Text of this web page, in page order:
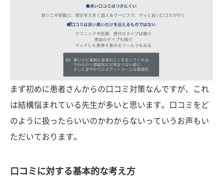
まず初めに患者さんからの口コミ対策なんですが、これ
は結構悩まれている先生が多いと思います。口コミをど
のように扱ったらいいのかわからないっていうお声もい
ただいております。
口コミに対する基本的な考え方